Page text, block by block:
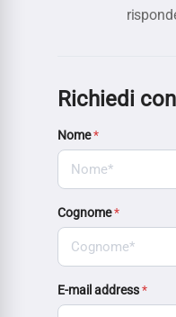
Richiedi
Nome*
Cognome*
E-mail address*